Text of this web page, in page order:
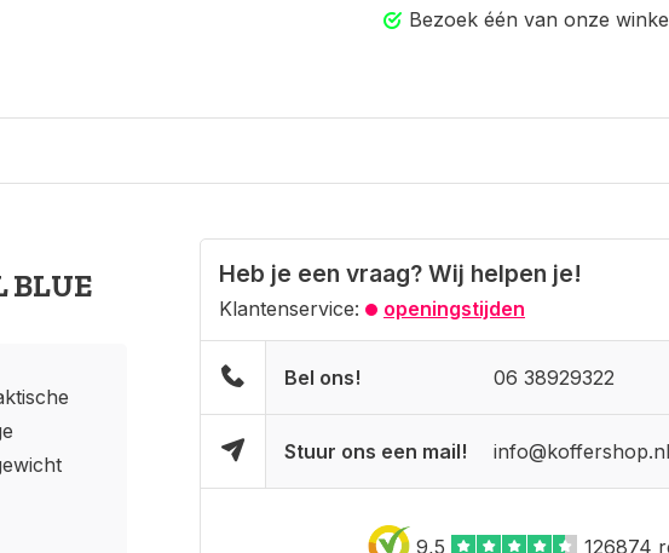
Bezoek één van onze
BLUE Heb je een vraag? Wij helpen je!
Klantenservice: openingstijden
Bel ons! 06 38929322
Stuur ons een mail! info@koffershop.nl
9,5 126874